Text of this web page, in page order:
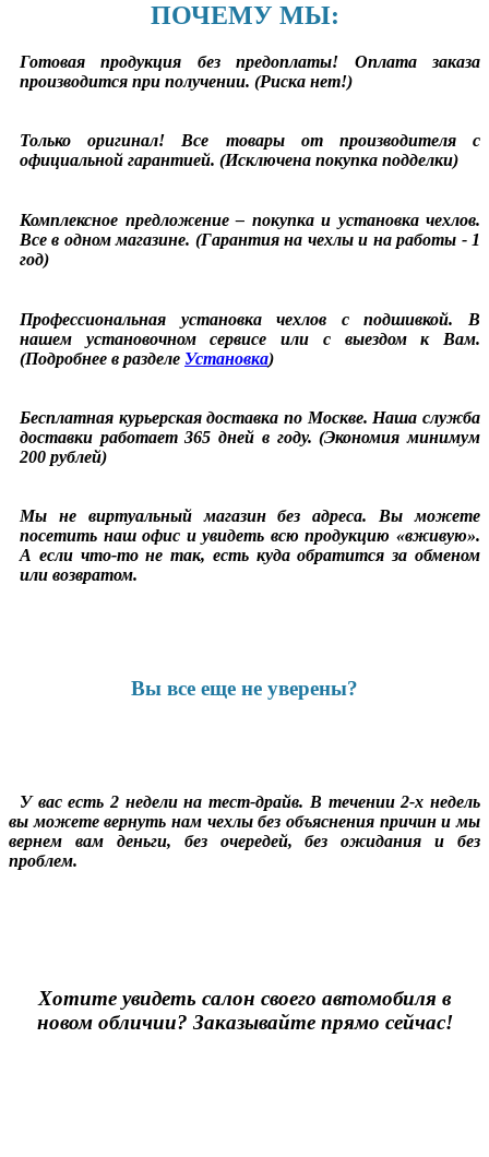
ПОЧЕМУ МЫ:
Готовая продукция без предоплаты! Оплата заказа
производится при получении. (Риска нет!)
Только оригинал! Все товары от производителя с
официальной гарантией. (Исключена покупка подделки)
Комплексное предложение – покупка и установка чехлов.
Все в одном магазине. (Гарантия на чехлы и на работы - 1
год)
Профессиональная установка чехлов с подшивкой. В
нашем установочном сервисе или с выездом к Вам.
(Подробнее в разделе Установка)
Бесплатная курьерская доставка по Москве. Наша служба
доставки работает 365 дней в году. (Экономия минимум
200 рублей)
Мы не виртуальный магазин без адреса. Вы можете
посетить наш офис и увидеть всю продукцию «вживую».
А если что-то не так, есть куда обратится за обменом
или возвратом.
Вы все еще не уверены?
У вас есть 2 недели на тест-драйв. В течении 2-х недель
вы можете вернуть нам чехлы без объяснения причин и мы
вернем вам деньги, без очередей, без ожидания и без
проблем.
Хотите увидеть салон своего автомобиля в
новом обличии? Заказывайте прямо сейчас!